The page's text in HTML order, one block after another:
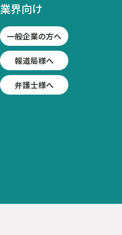
業界向け
一般企業の方へ
報道局様へ
弁護士様へ